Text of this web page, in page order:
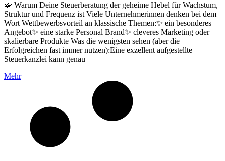
🧩 Warum Deine Steuerberatung der geheime Hebel für Wachstum,
Struktur und Frequenz ist Viele Unternehmerinnen denken bei dem
Wort Wettbewerbsvorteil an klassische Themen:✨ ein besonderes
Angebot✨ eine starke Personal Brand✨ cleveres Marketing oder
skalierbare Produkte Was die wenigsten sehen (aber die
Erfolgreichen fast immer nutzen):Eine exzellent aufgestellte
Steuerkanzlei kann genau
Mehr